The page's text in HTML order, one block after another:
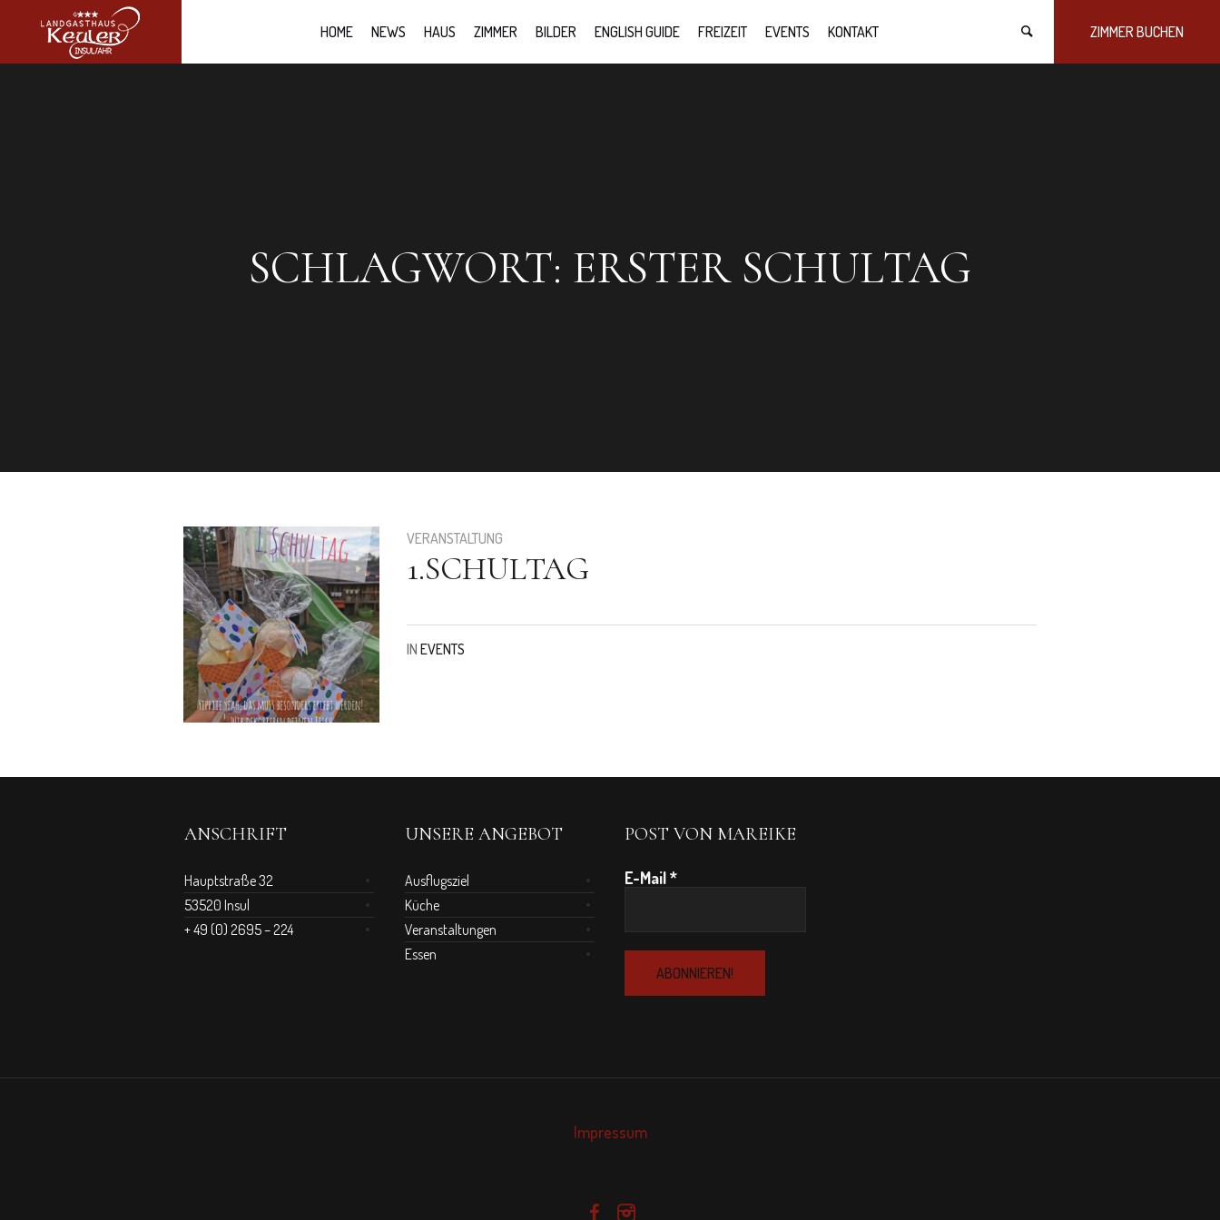
ZIMMER BUCHEN
HOME NEWS HAUS ZIMMER BILDER ENGLISH GUIDE FREIZEIT EVENTS KONTAKT
SCHLAGWORT: ERSTER SCHULTAG
VERANSTALTUNG
1.SCHULTAG
INEVENTS
ANSCHRIFT
Hauptstraße 32
53520 Insul
+ 49 (0) 2695 – 224
UNSERE ANGEBOT
Ausflugsziel
Küche
Veranstaltungen
Essen
POST VON MAREIKE
E-Mail*
Impressum